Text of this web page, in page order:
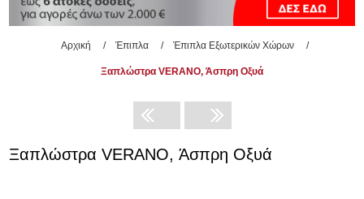
Αρχική / Έπιπλα / Έπιπλα Εξωτερικών Χώρων /
Ξαπλώστρα VERANO, Άσπρη Οξυά
Ξαπλώστρα VERANO, Άσπρη Οξυά